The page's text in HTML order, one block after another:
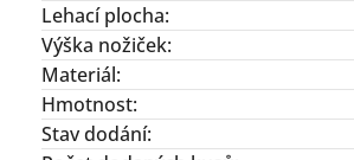
Lehací plocha:
Výška nožiček:
Materiál:
Hmotnost:
Stav dodání: